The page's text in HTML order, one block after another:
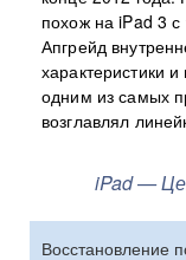
похож на iPad 3
Апгрейд
характеристики
одним из самых
возглавлял
iPad —
Восстановление